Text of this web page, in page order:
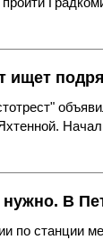
ищет
В
по станции